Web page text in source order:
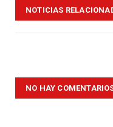
NOTICIAS
NO HAY